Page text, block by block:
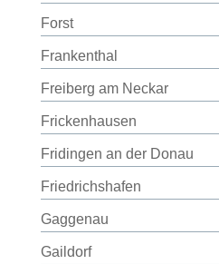
Forst
Frankenthal
Freiberg am Neckar
Frickenhausen
Fridingen an der Donau
Friedrichshafen
Gaggenau
Gaildorf